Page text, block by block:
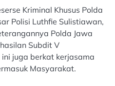
Kriminal Khusus Polda
Polisi Luthfie Sulistiawan,
Polda Jawa
Subdit V
juga berkat kerjasama
Masyarakat.